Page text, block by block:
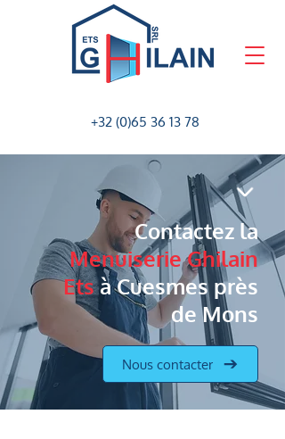
+32 (0)65 36 13 78
Contactez la
Menuiserie Ghilain
Etsà Cuesmes près
de Mons
Nous contacter